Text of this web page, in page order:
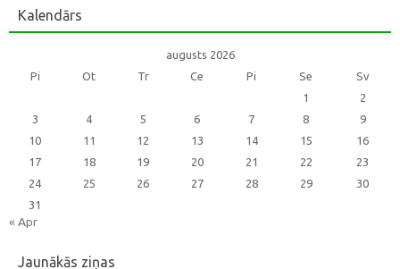
Kalendārs
augusts 2026
Pi
Ot Tr Ce Pi Se
Sv
1
2
3
4 5 6 7 8
9
10
11 12 13 14 15
16
17
18 19 20 21 22
23
24
25 26 27 28 29
30
31
« Apr
Jaunākās ziņas